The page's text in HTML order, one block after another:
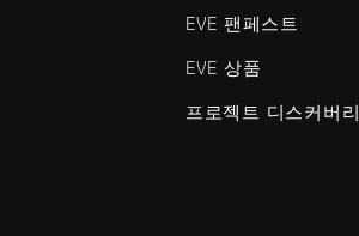
EVE 팬페스트
EVE 상품
프로젝트 디스커버리